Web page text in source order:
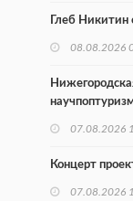
Глеб Никитин
08.08.2026
07.08.2026
Концерт
07.08.2026